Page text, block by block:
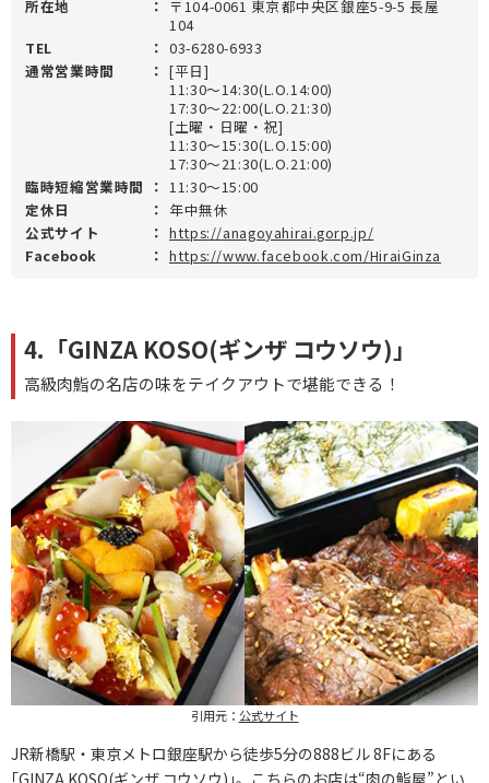
所在地
：
〒104-0061 東京都中央区銀座5-9-5 長屋
104
TEL
： 03-6280-6933
通常営業時間
： [平日]
11:30～14:30(L.O.14:00)
17:30～22:00(L.O.21:30)
[土曜・日曜・祝]
11:30～15:30(L.O.15:00)
17:30～21:30(L.O.21:00)
臨時短縮営業時間
： 11:30～15:00
定休日
： 年中無休
公式サイト
： https://anagoyahirai.gorp.jp/
Facebook
： https://www.facebook.com/HiraiGinza
4.「GINZA KOSO(ギンザ コウソウ)」
高級肉鮨の名店の味をテイクアウトで堪能できる！
引用元： 公式サイト
JR新橋駅・東京メトロ銀座駅から徒歩5分の888ビル 8Fにある
｢GINZA KOSO(ギンザ コウソウ)｣。こちらのお店は“肉の鮨屋”とい